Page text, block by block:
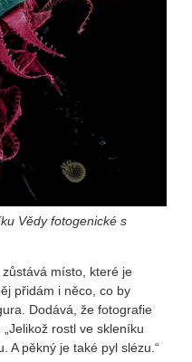
Vědy fotogenické s
zůstává místo, které je
přidám i něco, co by
Dodává, že fotografie
rostl ve skleníku
A pěkný je také pyl slézu.“